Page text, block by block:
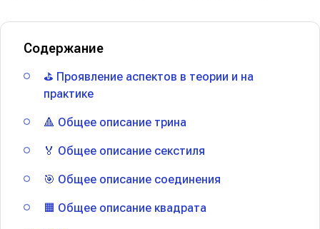
Содержание
⛳️ Проявление аспектов в теории и на
практике
🔺 Общее описание трина
🏅 Общее описание секстиля
🎯 Общее описание соединения
🟧 Общее описание квадрата